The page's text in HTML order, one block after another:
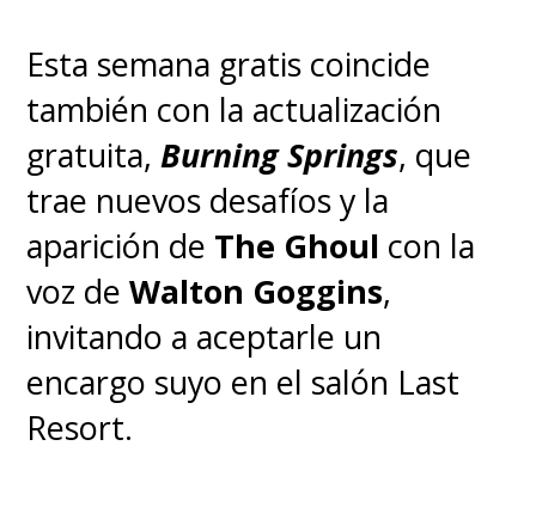
Esta semana gratis coincide
también con la actualización
gratuita,Burning Springs, que
trae nuevos desafíos y la
aparición de The Ghoul con la
voz de Walton Goggins,
invitando a aceptarle un
encargo suyo en el salón Last
Resort.